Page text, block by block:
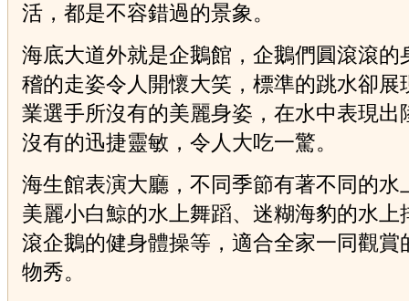
活，都是不容錯過的景象。
海底大道外就是企鵝館，企鵝們圓滾滾的
稽的走姿令人開懷大笑，標準的跳水卻展
業選手所沒有的美麗身姿，在水中表現出
沒有的迅捷靈敏，令人大吃一驚。
海生館表演大廳，不同季節有著不同的水
美麗小白鯨的水上舞蹈、迷糊海豹的水上
滾企鵝的健身體操等，適合全家一同觀賞
物秀。